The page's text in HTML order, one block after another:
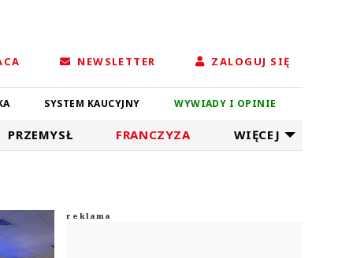
NEWSLETTER ZALOGUJ SIĘ
SYSTEM KAUCYJNY WYWIADY I OPINIE
PRZEMYSŁ FRANCZYZA WIĘCEJ